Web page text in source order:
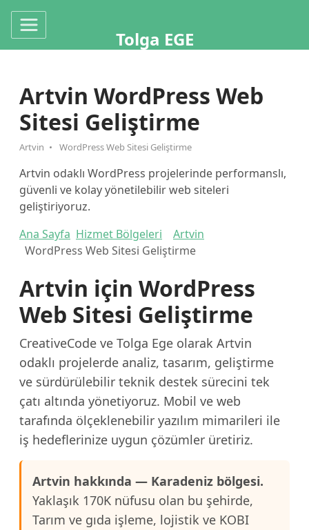
Tolga EGE
Artvin WordPress Web
Sitesi Geliştirme
Artvin WordPress Web Sitesi Geliştirme
Artvin odaklı WordPress projelerinde performanslı,
güvenli ve kolay yönetilebilir web siteleri
geliştiriyoruz.
Ana Sayfa Hizmet Bölgeleri
Artvin
WordPress Web Sitesi Geliştirme
Artvin için WordPress
Web Sitesi Geliştirme
CreativeCode ve Tolga Ege olarak Artvin
odaklı projelerde analiz, tasarım, geliştirme
ve sürdürülebilir teknik destek sürecini tek
çatı altında yönetiyoruz. Mobil ve web
tarafında ölçeklenebilir yazılım mimarileri ile
iş hedeflerinize uygun çözümler üretiriz.
Artvin hakkında — Karadeniz bölgesi.
Yaklaşık 170K nüfusu olan bu şehirde,
Tarım ve gıda işleme, lojistik ve KOBI